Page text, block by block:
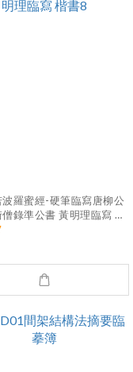
羅蜜經-硬筆臨寫唐柳公
錄準公書 黃明理臨寫 楷